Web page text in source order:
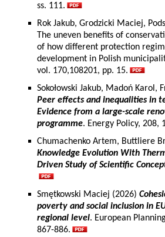
ss. 111.
Rok Jakub, Grodzicki Maciej,
The uneven benefits of
of how different protection
development in Polish
vol. 170,108201, pp. 15.
Sokołowski Jakub, Madoń Karol,
Peer effects and inequalities in
Evidence from a large-scale
programme. Energy Policy, 208,
Chumachenko Artem, Buttliere
Knowledge Evolution With
Driven Study of Scientific
Smętkowski Maciej (2026)
poverty and social inclusion in
regional level. European
867-886.